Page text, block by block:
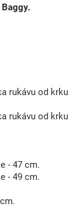
rukávu od krku
rukávu od krku
- 47 cm.
- 49 cm.